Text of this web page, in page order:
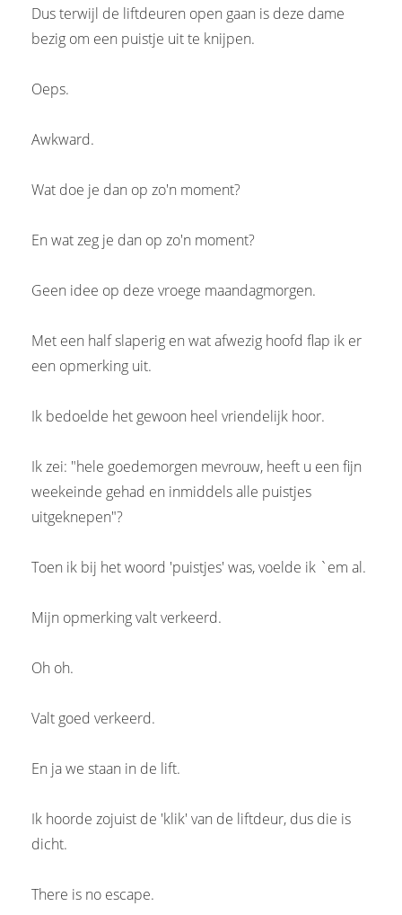
Dus terwijl de liftdeuren open gaan is deze dame
bezig om een puistje uit te knijpen.
Oeps.
Awkward.
Wat doe je dan op zo'n moment?
En wat zeg je dan op zo'n moment?
Geen idee op deze vroege maandagmorgen.
Met een half slaperig en wat afwezig hoofd flap ik er
een opmerking uit.
Ik bedoelde het gewoon heel vriendelijk hoor.
Ik zei: "hele goedemorgen mevrouw, heeft u een fijn
weekeinde gehad en inmiddels alle puistjes
uitgeknepen"?
Toen ik bij het woord 'puistjes' was, voelde ik `em al.
Mijn opmerking valt verkeerd.
Oh oh.
Valt goed verkeerd.
En ja we staan in de lift.
Ik hoorde zojuist de 'klik' van de liftdeur, dus die is
dicht.
There is no escape.